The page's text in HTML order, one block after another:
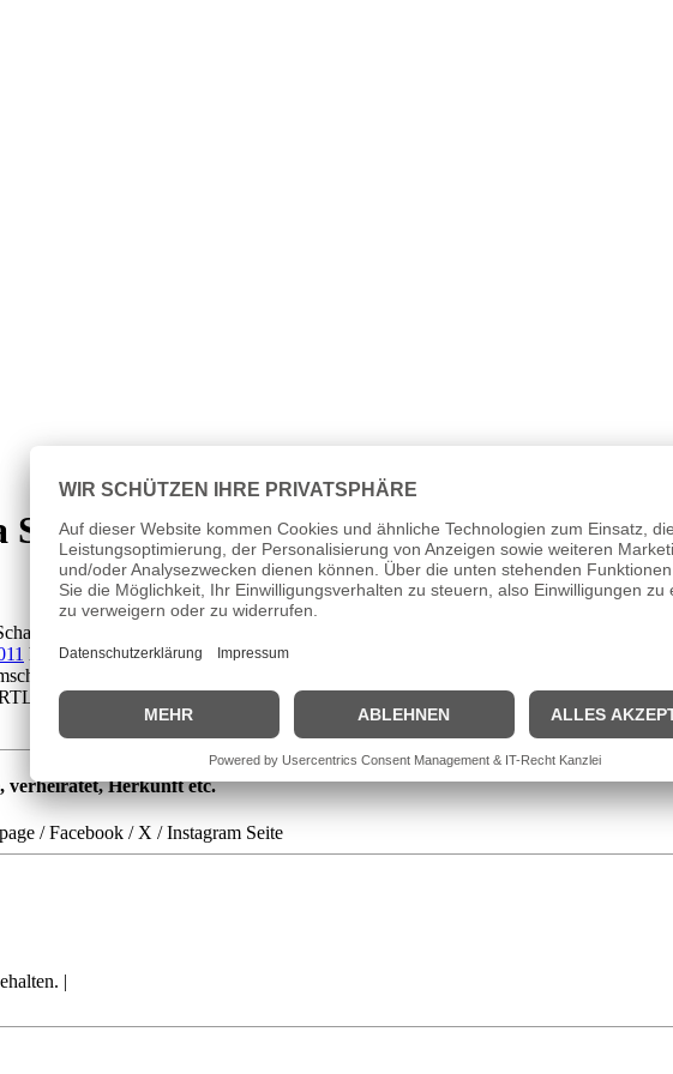
Lebenslauf
Hamburg und schloss das Studium 2010 ab. Später verfeinerte sie ihr
hatte sie ihren ersten großen Auftritt auf der Bühne: Am Theater Konradhaus in
anbelangt, so übernahm sie eine Nebenrolle in dem 2018 unter der
Serie „Freundinnen – jetzt erst recht“, deren erste Folge Ende August 2018
verheiratet, Herkunft etc.
/ Facebook / X / Instagram Seite
|